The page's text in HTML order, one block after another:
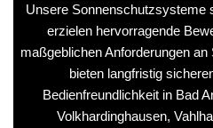
Unsere Sonnenschutzsysteme
erzielen hervorragende
maßgeblichen Anforderungen
bieten langfristig
Bedienfreundlichkeit in Bad
Volkhardinghausen,